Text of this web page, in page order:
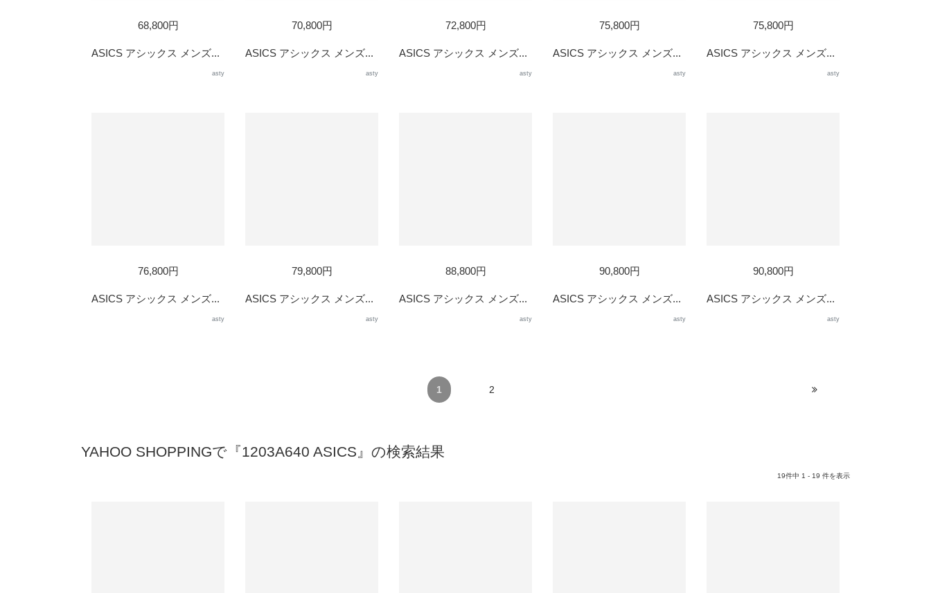
68,800円
ASICS アシックス メンズ...
asty
70,800円
ASICS アシックス メンズ...
asty
72,800円
ASICS アシックス メンズ...
asty
75,800円
ASICS アシックス メンズ...
asty
75,800円
ASICS アシックス メンズ...
asty
76,800円
ASICS アシックス メンズ...
asty
79,800円
ASICS アシックス メンズ...
asty
88,800円
ASICS アシックス メンズ...
asty
90,800円
ASICS アシックス メンズ...
asty
90,800円
ASICS アシックス メンズ...
asty
1 2
YAHOO SHOPPINGで『1203A640 ASICS』の検索結果
19件中 1 - 19 件を表示